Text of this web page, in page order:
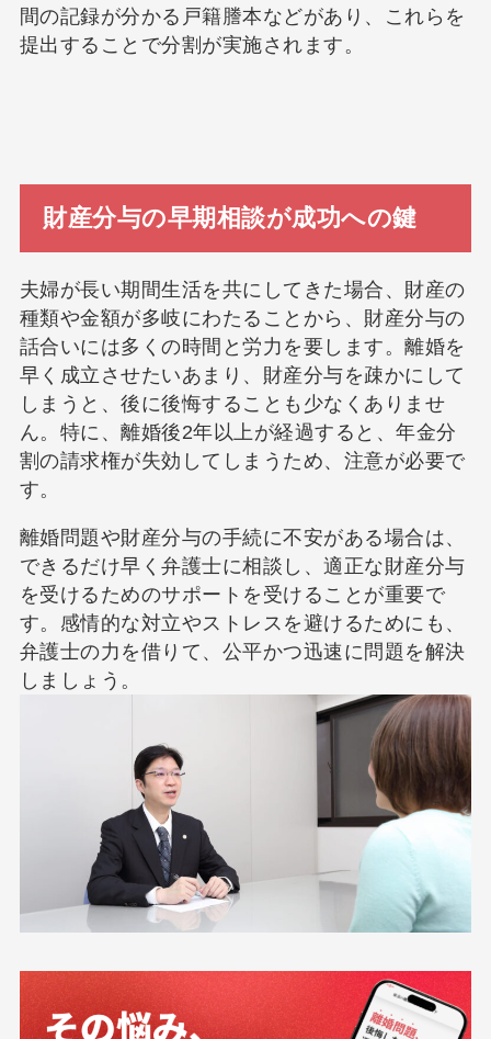
間の記録が分かる戸籍謄本などがあり、これらを
提出することで分割が実施されます。
財産分与の早期相談が成功への鍵
夫婦が長い期間生活を共にしてきた場合、財産の
種類や金額が多岐にわたることから、財産分与の
話合いには多くの時間と労力を要します。離婚を
早く成立させたいあまり、財産分与を疎かにして
しまうと、後に後悔することも少なくありませ
ん。特に、離婚後2年以上が経過すると、年金分
割の請求権が失効してしまうため、注意が必要で
す。
離婚問題や財産分与の手続に不安がある場合は、
できるだけ早く弁護士に相談し、適正な財産分与
を受けるためのサポートを受けることが重要で
す。感情的な対立やストレスを避けるためにも、
弁護士の力を借りて、公平かつ迅速に問題を解決
しましょう。